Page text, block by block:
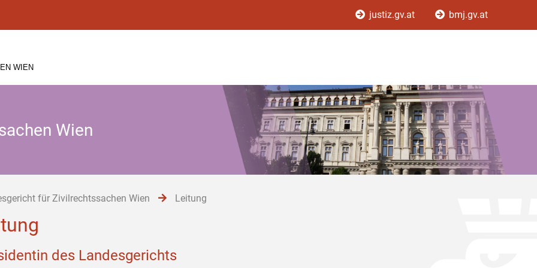
justiz.gv.at bmj.gv.at
WIEN
Wien
für Zivilrechtssachen Wien Leitung
des Landesgerichts